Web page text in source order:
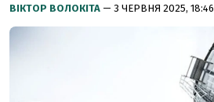
ВІКТОР ВОЛОКІТА — 3 ЧЕРВНЯ 2025, 18:46